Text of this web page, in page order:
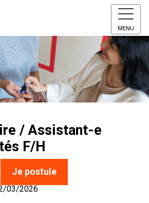
MENU
/ Assistant-e
F/H
Je postule
03/2026